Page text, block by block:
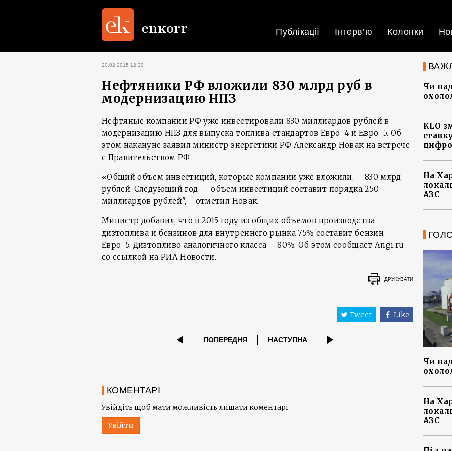
Публікації Інтерв’ю Колонки
20.02.2015 12:30
Нефтяники РФ вложили 830 млрд руб в
модернизацию НПЗ
Нефтяные компании РФ уже инвестировали 830 миллиардов рублей в
модернизацию НПЗ для выпуска топлива стандартов Евро-4 и Евро-5. Об
этом накануне заявил министр энергетики РФ Александр Новак на встрече
с Правительством РФ.
«Общий объем инвестиций, которые компании уже вложили, – 830 млрд
рублей. Следующий год — объем инвестиций составит порядка 250
миллиардов рублей", - отметил Новак.
Министр добавил, что в 2015 году из общих объемов производства
дизтоплива и бензинов для внутреннего рынка 75% составит бензин
Евро-5. Дизтопливо аналогичного класса – 80%. Об этом сообщает Angi.ru
со ссылкой на РИА Новости.
ДРУКУВАТИ
Tweet Like
ПОПЕРЕДНЯ НАСТУПНА
КОМЕНТАРІ
Увійдіть щоб мати можливість лишати коментарі
Увійти
Чи
KLO
На
АЗС
Чи
На
АЗС